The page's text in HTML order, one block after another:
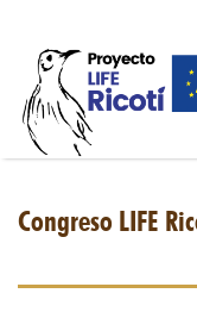
Congreso LIFE